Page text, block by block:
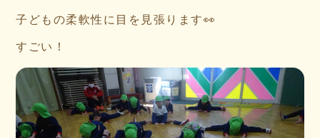
子どもの柔軟性に目を見張ります👀
すごい！